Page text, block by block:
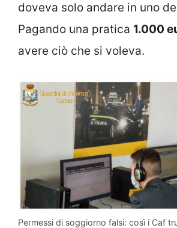
doveva solo andare in uno
Pagando una pratica 1.000
avere ciò che si voleva.
Permessi di soggiorno falsi: così i Caf